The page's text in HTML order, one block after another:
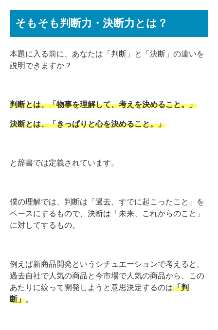
そもそも判断力・決断力とは？
本題に入る前に、あなたは「判断」と「決断」の違いを
説明できますか？
判断とは、「物事を理解して、考えを決めること。」
決断とは、「きっぱりと心を決めること。」
と辞書では定義されています。
僕の理解では、判断は「過去、すでに起こったこと」を
ベースにするもので、決断は「未来、これからのこと」
に対してするもの。
例えば新商品開発というシチュエーションで考えると、
過去自社で人気の商品と今市場で人気の商品から、この
あたりに絞って開発しようと意思決定するのは「判
断」